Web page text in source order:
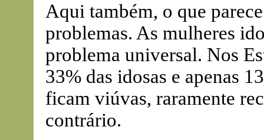
Aqui também, o que
problemas. As mulheres
problema universal. Nos
33% das idosas e apenas
ficam viúvas, raramente
contrário.